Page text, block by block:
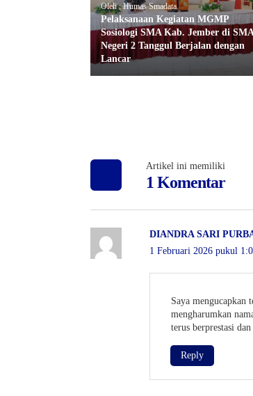
Oleh : Humas Smadata
Pelaksanaan Kegiatan MGMP
Sosiologi SMA Kab. Jember di SMA
Negeri 2 Tanggul Berjalan dengan
Lancar
Artikel ini memiliki
1 Komentar
DIANDRA SARI
1 Februari 2026 pukul
Saya mengucapkan
mengharumkan
terus berprestasi
Reply